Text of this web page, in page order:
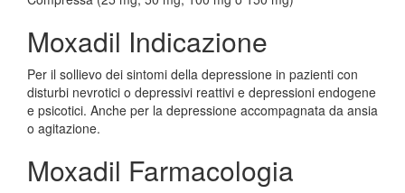
Moxadil Indicazione
Per il sollievo dei sintomi della depressione in pazienti con
disturbi nevrotici o depressivi reattivi e depressioni endogene
e psicotici. Anche per la depressione accompagnata da ansia
o agitazione.
Moxadil Farmacologia